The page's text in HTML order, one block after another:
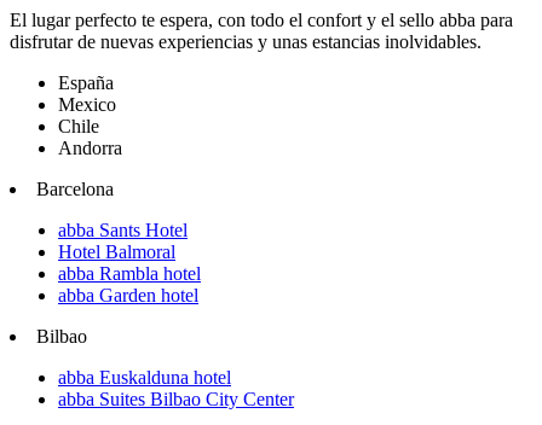
El lugar perfecto te espera, con todo el confort y el sello abba para
disfrutar de nuevas experiencias y unas estancias inolvidables.
España
Mexico
Chile
Andorra
Barcelona
abba Sants Hotel
Hotel Balmoral
abba Rambla hotel
abba Garden hotel
Bilbao
abba Euskalduna hotel
abba Suites Bilbao City Center